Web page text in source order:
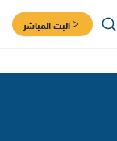
البث المباشر